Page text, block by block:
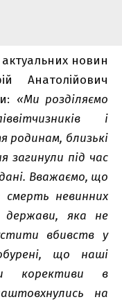
новин
Анатолійович
«Ми розділяємо
і
родинам, близькі
загинули під час
Вважаємо, що
смерть невинних
держави, яка не
вбивств у
що наші
корективи в
на